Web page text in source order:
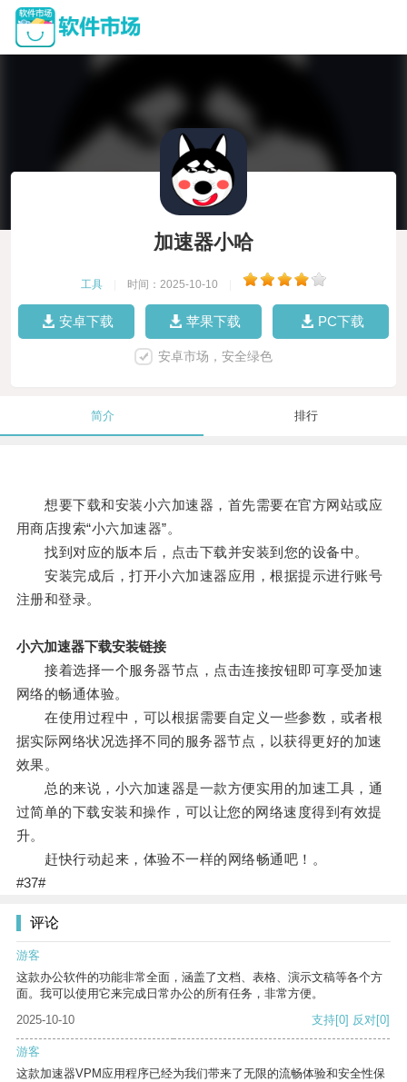
加速器小哈
工具 时间：2025-10-10
安卓下载 苹果下载 PC下载
安卓市场，安全绿色
简介 排行
想要下载和安装小六加速器，首先需要在官方网站或应
用商店搜索“小六加速器”。
找到对应的版本后，点击下载并安装到您的设备中。
安装完成后，打开小六加速器应用，根据提示进行账号
注册和登录。
小六加速器下载安装链接
接着选择一个服务器节点，点击连接按钮即可享受加速
网络的畅通体验。
在使用过程中，可以根据需要自定义一些参数，或者根
据实际网络状况选择不同的服务器节点，以获得更好的加速
效果。
总的来说，小六加速器是一款方便实用的加速工具，通
过简单的下载安装和操作，可以让您的网络速度得到有效提
升。
赶快行动起来，体验不一样的网络畅通吧！。
#37#
评论
游客
这款办公软件的功能非常全面，涵盖了文档、表格、演示文稿等各个方
面。我可以使用它来完成日常办公的所有任务，非常方便。
2025-10-10
支持[0] 反对[0]
游客
这款加速器VPM应用程序已经为我们带来了无限的流畅体验和安全性保